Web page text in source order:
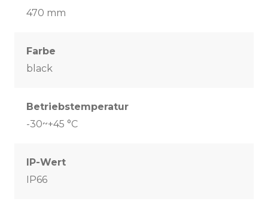
470 mm
Farbe
black
Betriebstemperatur
-30~+45 °C
IP-Wert
IP66